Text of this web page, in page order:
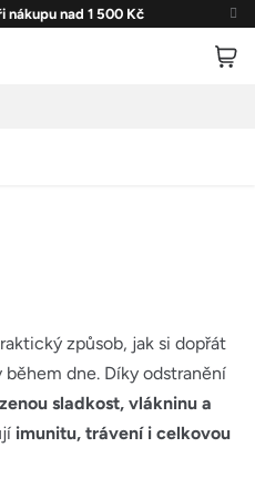
nákupu nad 1 500 Kč
způsob, jak si dopřát
dne. Díky odstranění
sladkost, vlákninu a
imunitu, trávení i celkovou